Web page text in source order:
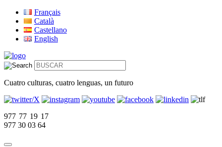
Français
Català
Castellano
English
Cuatro culturas, cuatro lenguas, un futuro
977 77 19 17
977 30 03 64